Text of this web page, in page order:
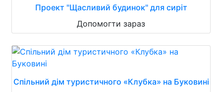
Проект "Щасливий будинок" для сиріт
Допомогти зараз
Спільний дім туристичного «Клубка» на Буковині